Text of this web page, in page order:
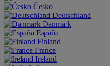
Česko
Deutschland
Danmark
España
Finland
France
Ireland